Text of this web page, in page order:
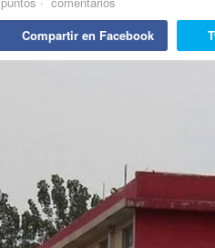
Compartir en Facebook